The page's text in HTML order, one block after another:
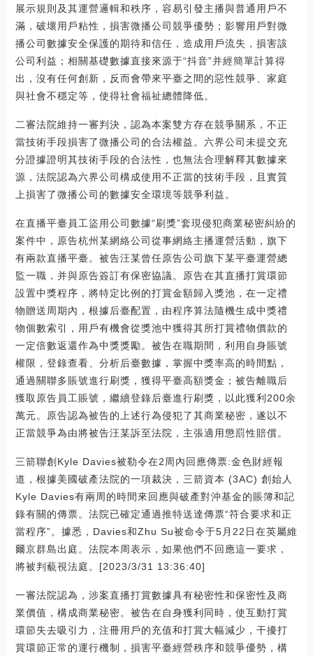
展示規則及其運營邏輯和秩序，容易引發主播與普通用戶不
滿，破壞用戶粘性，損害微播公司競爭優勢；影響用戶對微
播公司數據安全保護的期待和信任，造成用戶流失，損害該
公司利益；相關基礎數據直接來源于“抖音”并經簡單計算得
出，沒有任何創新，反而會帶來平臺之間的惡性競爭、家庭
與社會不穩定等，使得社會福祉總體降低。
二審法院維持一審判決，認為本案雙方存在競爭關系，不正
當技術手段損害了微播公司的合法權益。六界公司未提交充
分證據證明其技術手段的合法性，也無法合理解釋其數據來
源，法院認為六界公司構成使用不正當的技術手段，且實質
上損害了微播公司的數據安全環境等競爭利益。
在直播平臺員工盜用公司數據“刷獎”套現侵犯商業秘密糾紛的
案件中，原告杭州某網絡公司從事網絡主播運營活動，旗下
有兩款直播平臺。被告汪某曾任原告公司旗下某平臺運營總
監一職，并與原告簽訂有保密協議。原告在其直播打賞環節
設置中獎程序，將特定比例的打賞金額歸入獎池，在一定禮
物贈送周期內，根據后臺配置，由程序算法隨機生成中獎禮
物個數索引，用戶有機會從獎池中獲得其所打賞禮物價款的
一定倍數返還作為中獎獎勵。被告在職期間，利用自身賬號
權限，登錄查看、分析后臺數據，掌握中獎率高的時間點，
通過關聯多賬號進行刷獎，獲得平臺高額獎金；被告離職后
獲取原告員工賬號，繼續登錄后臺進行刷獎，以此獲利200余
萬元。原告認為被告的上述行為侵犯了其商業秘密，遂以不
正當競爭為由將被告汪某訴至法院，主張適用懲罰性賠償。
三箭聯創Kyle Davies被勒令在2周內回應傳票:金色財經報
道，根據美國破產法院的一項裁決，三箭資本 (3AC) 創始人
Kyle Davies有兩周的時間來回應與破產對沖基金的賬簿和記
錄有關的傳票。法院已確定通過推特送達傳票“符合要求和正
當程序”。據悉，Davies和Zhu Su被命令于5月22日在英屬維
爾京群島出庭。法院本周表示，如果他們不回應這一要求，
將被判藐視法庭。[2023/3/31 13:36:40]
一審法院認為，涉案直播打賞數據具有秘密性和保密性及商
業價值，構成商業秘密。被告在自身獲利同時，使互動打賞
環節失去吸引力，注冊用戶的充值和打賞大幅減少，干擾打
賞環節正常的運行機制，損害平臺經營秩序和競爭優勢，構